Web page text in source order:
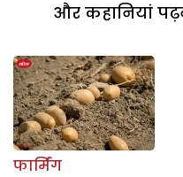
और कहानियां
फार्मिंग